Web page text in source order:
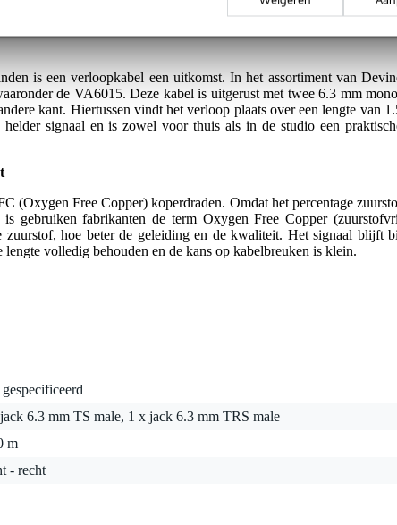
is een verloopkabel een uitkomst. In het assortiment van
de VA6015. Deze kabel is uitgerust met twee 6.3 mm
kant. Hiertussen vindt het verloop plaats over een lengte van
signaal en is zowel voor thuis als in de studio een
(Oxygen Free Copper) koperdraden. Omdat het percentage
gebruiken fabrikanten de term Oxygen Free Copper
zuurstof, hoe beter de geleiding en de kwaliteit. Het signaal blijft
volledig behouden en de kans op kabelbreuken is klein.
6.3 mm TS male, 1 x jack 6.3 mm TRS male
m
- recht